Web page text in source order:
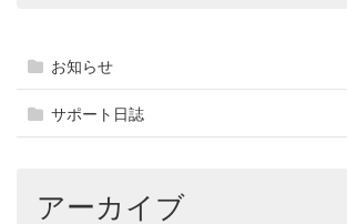
お知らせ
サポート日誌
アーカイブ